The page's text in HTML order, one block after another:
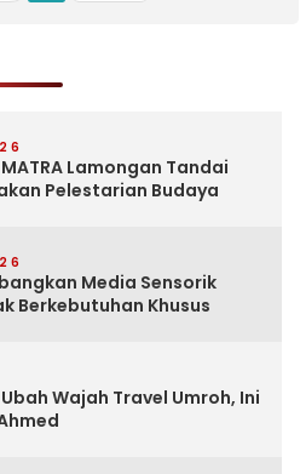
Lamongan Tandai
Pelestarian Budaya
Media Sensorik
Berkebutuhan Khusus
Wajah Travel Umroh, Ini